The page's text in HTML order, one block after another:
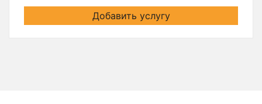
Добавить услугу